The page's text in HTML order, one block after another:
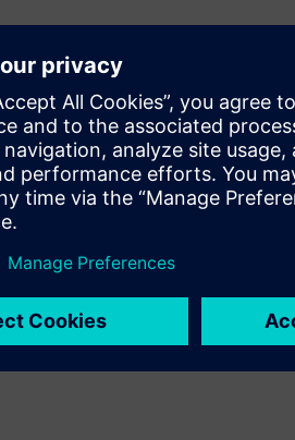
growing
innovative
Rapidminer data
accelerating digital
and drive